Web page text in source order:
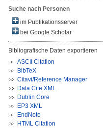
Suche nach Personen
im Publikationsserver
bei Google Scholar
Bibliografische Daten exportieren
ASCII Citation
BibTeX
Citavi/Reference Manager
Data Cite XML
Dublin Core
EP3 XML
EndNote
HTML Citation